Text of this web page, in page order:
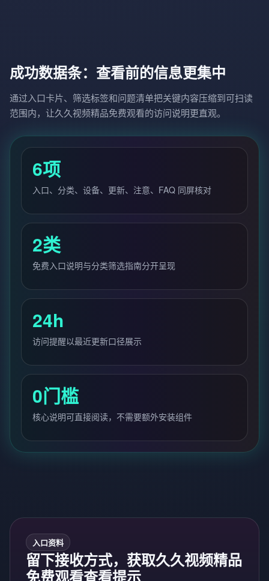
成功数据条：查看前的信息更集中
通过入口卡片、筛选标签和问题清单把关键内容压缩到可扫读
范围内，让久久视频精品免费观看的访问说明更直观。
6项
入口、分类、设备、更新、注意、FAQ 同屏核对
2类
免费入口说明与分类筛选指南分开呈现
24h
访问提醒以最近更新口径展示
0门槛
核心说明可直接阅读，不需要额外安装组件
入口资料
留下接收方式，获取久久视频精品
免费观看查看提示